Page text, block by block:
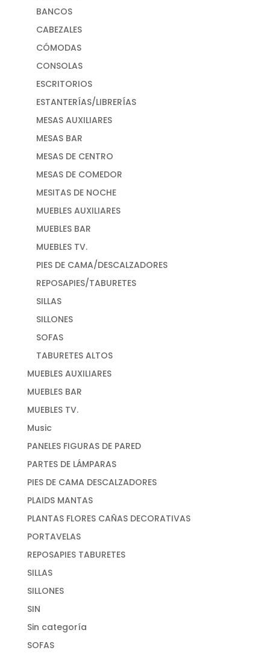
BANCOS
CABEZALES
CÓMODAS
CONSOLAS
ESCRITORIOS
ESTANTERÍAS/LIBRERÍAS
MESAS AUXILIARES
MESAS BAR
MESAS DE CENTRO
MESAS DE COMEDOR
MESITAS DE NOCHE
MUEBLES AUXILIARES
MUEBLES BAR
MUEBLES TV.
PIES DE CAMA/DESCALZADORES
REPOSAPIES/TABURETES
SILLAS
SILLONES
SOFAS
TABURETES ALTOS
MUEBLES AUXILIARES
MUEBLES BAR
MUEBLES TV.
Music
PANELES FIGURAS DE PARED
PARTES DE LÁMPARAS
PIES DE CAMA DESCALZADORES
PLAIDS MANTAS
PLANTAS FLORES CAÑAS DECORATIVAS
PORTAVELAS
REPOSAPIES TABURETES
SILLAS
SILLONES
SIN
Sin categoría
SOFAS